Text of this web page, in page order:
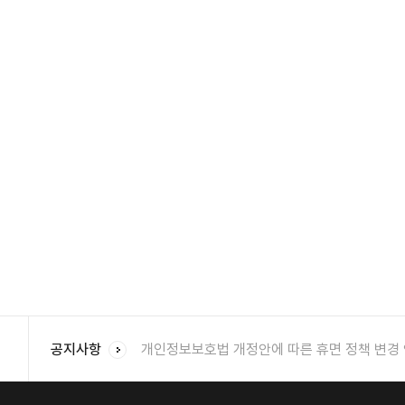
공지사항 개인정보보호법 개정안에 따른 휴면 정책 변경